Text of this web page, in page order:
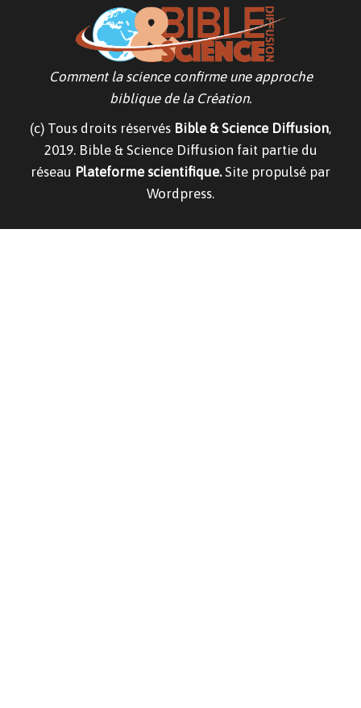
i
Comment la science confirme une approche
biblique de la Création.
(c) Tous droits réservés Bible & Science Diffusion,
2019. Bible & Science Diffusion fait partie du
réseau Plateforme scientifique.Site propulsé par
Wordpress.